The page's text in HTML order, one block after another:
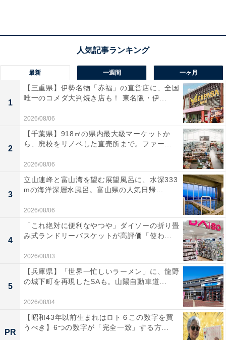
違いましたが、芯まで温まる良泉です」「食事も豪華
で、馬刺しと岩魚が付いているコースにしましたが、ど
もとても良い印象でした」という声があがっています。
都会の喧騒を離れてリフレッシュしたい人や、広々とし
た部屋で旬の味覚と良質な温泉をゆったり楽しみたい人
におすすめの宿です。
楽天トラベルの「クーポン祭」とは？
楽天トラベル
では、定期的に「クーポン祭」を開催。人
最新 一週間 一ヶ月
1
【三重県】伊勢名物「赤福」の直営店に、全国
唯一のコメダ大判焼き店も！ 東名阪・伊...
2026/08/06
2
【千葉県】918㎡の県内最大級マーケットか
ら、廃校をリノベした直売所まで。ファー...
2026/08/06
3
立山連峰と富山湾を望む展望風呂に、水深333
mの海洋深層水風呂。富山県の人気日帰...
2026/08/06
4
「これ絶対に便利なやつや」ダイソーの折り畳
み式ランドリーバスケットが高評価「使わ...
2026/08/03
5
【兵庫県】「世界一忙しいラーメン」に、龍野
の城下町を再現したSAも。山陽自動車道...
2026/08/04
PR
【昭和43年以前生まれはロト６この数字を買
うべき】6つの数字が「完全一致」する方...